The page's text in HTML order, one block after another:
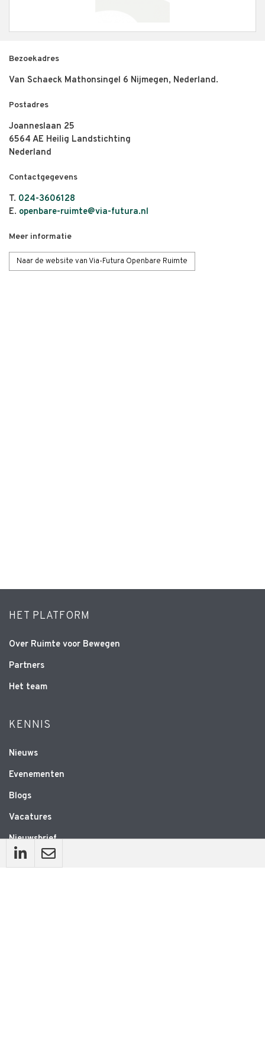
Bezoekadres
Van Schaeck Mathonsingel 6 Nijmegen, Nederland.
Postadres
Joanneslaan 25
6564 AE Heilig Landstichting
Nederland
Contactgegevens
T. 024-3606128
E. openbare-ruimte@via-futura.nl
Meer informatie
Naar de website van Via-Futura Openbare Ruimte
HET PLATFORM
Over Ruimte voor Bewegen
Partners
Het team
KENNIS
Nieuws
Evenementen
Blogs
Vacatures
Nieuwsbrief